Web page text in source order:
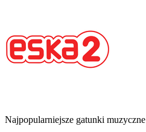
Najpopularniejsze gatunki muzyczne